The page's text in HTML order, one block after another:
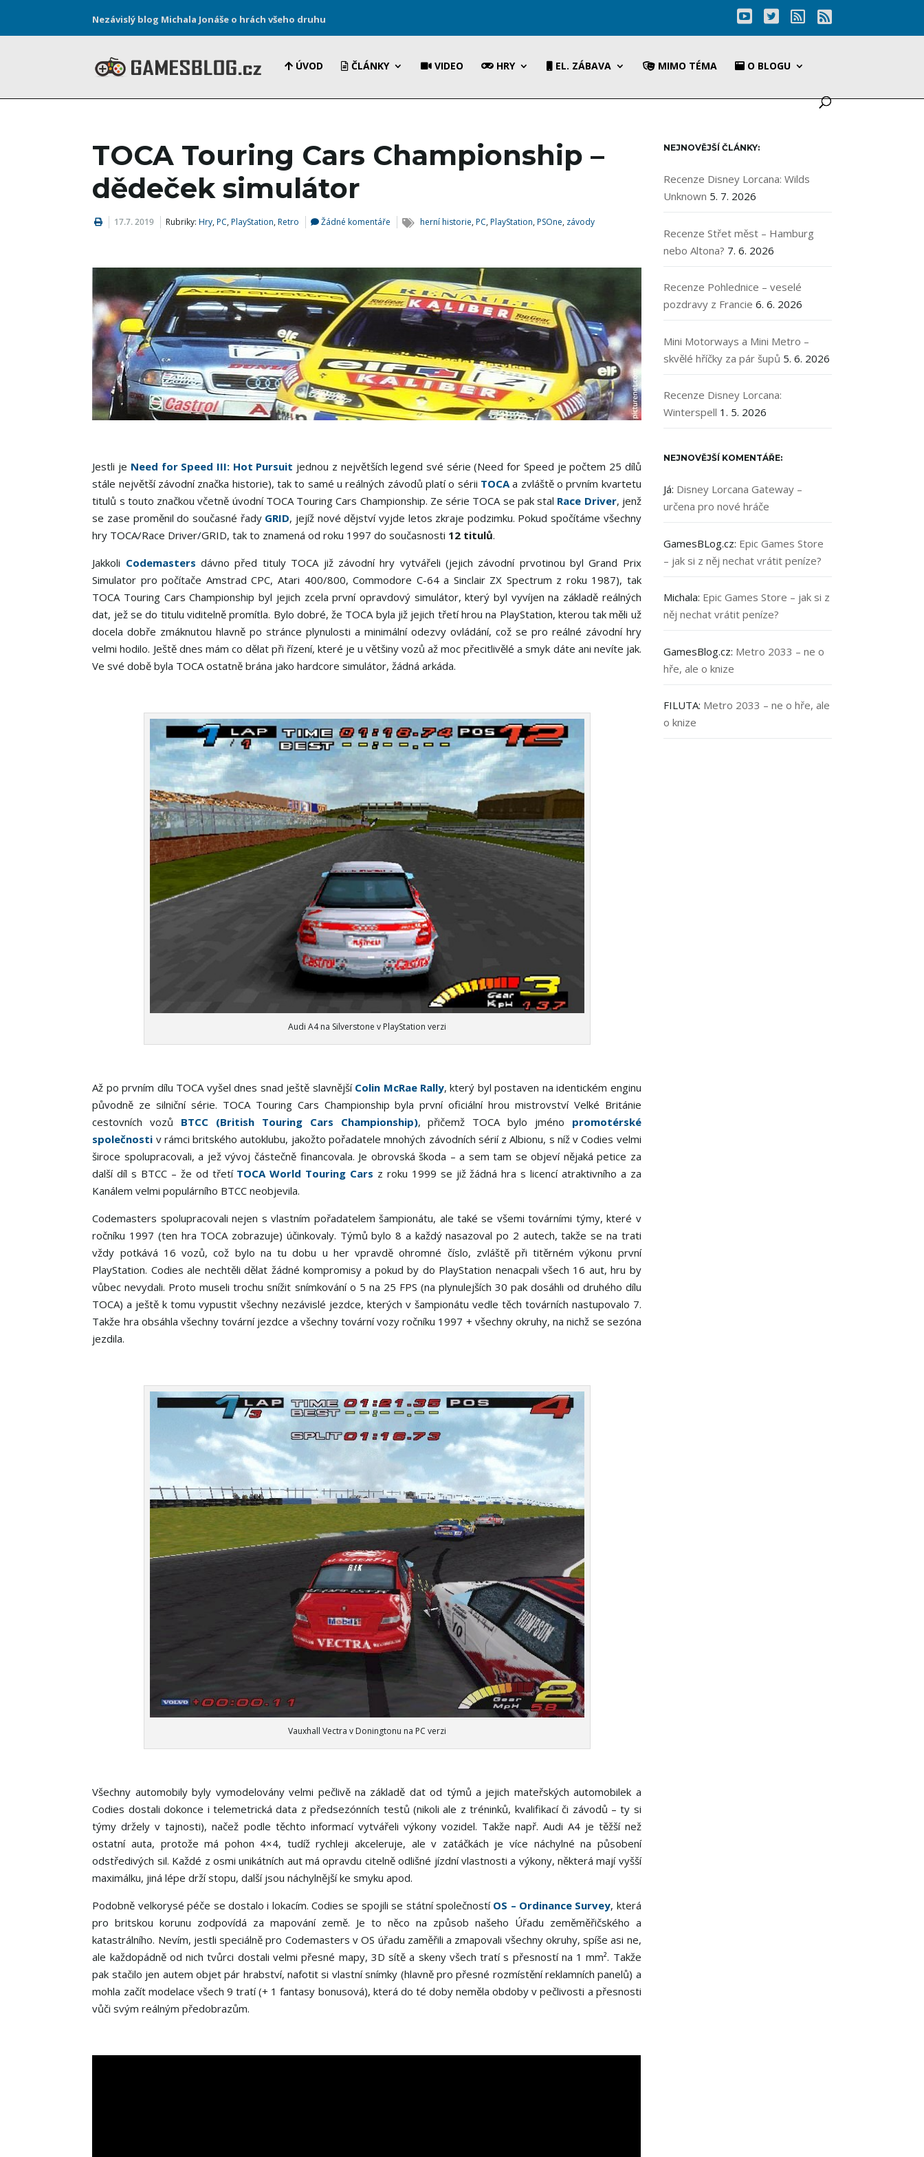
Nezávislý blog Michala Jonáše o hrách všeho druhu
ÚVOD ČLÁNKY VIDEO HRY EL. ZÁBAVA MIMO TÉMA O BLOGU
TOCA Touring Cars Championship –
dědeček simulátor
17.7. 2019 Rubriky:Hry,PC,PlayStation,Retro Žádné komentáře herní historie,PC,PlayStation,PSOne, závody
Jestli je Need for Speed III: Hot Pursuit jednou z největších legend své série (Need for Speed je počtem 25 dílů
stále největší závodní značka historie), tak to samé u reálných závodů platí o sérii TOCA a zvláště o prvním kvartetu
titulů s touto značkou včetně úvodní TOCA Touring Cars Championship. Ze série TOCA se pak stal Race Driver, jenž
se zase proměnil do současné řady GRID, jejíž nové dějství vyjde letos zkraje podzimku. Pokud spočítáme všechny
hry TOCA/Race Driver/GRID, tak to znamená od roku 1997 do současnosti 12 titulů.
Jakkoli Codemasters dávno před tituly TOCA již závodní hry vytvářeli (jejich závodní prvotinou byl Grand Prix
Simulator pro počítače Amstrad CPC, Atari 400/800, Commodore C-64 a Sinclair ZX Spectrum z roku 1987), tak
TOCA Touring Cars Championship byl jejich zcela první opravdový simulátor, který byl vyvíjen na základě reálných
dat, jež se do titulu viditelně promítla. Bylo dobré, že TOCA byla již jejich třetí hrou na PlayStation, kterou tak měli už
docela dobře zmáknutou hlavně po stránce plynulosti a minimální odezvy ovládání, což se pro reálné závodní hry
velmi hodilo. Ještě dnes mám co dělat při řízení, které je u většiny vozů až moc přecitlivělé a smyk dáte ani nevíte jak.
Ve své době byla TOCA ostatně brána jako hardcore simulátor, žádná arkáda.
Audi A4 na Silverstone v PlayStation verzi
Až po prvním dílu TOCA vyšel dnes snad ještě slavnější Colin McRae Rally, který byl postaven na identickém enginu
původně ze silniční série. TOCA Touring Cars Championship byla první oficiální hrou mistrovství Velké Británie
cestovních vozů BTCC (British Touring Cars Championship), přičemž TOCA bylo jméno promotérské
společnosti v rámci britského autoklubu, jakožto pořadatele mnohých závodních sérií z Albionu, s níž v Codies velmi
široce spolupracovali, a jež vývoj částečně financovala. Je obrovská škoda – a sem tam se objeví nějaká petice za
další díl s BTCC – že od třetí TOCA World Touring Cars z roku 1999 se již žádná hra s licencí atraktivního a za
Kanálem velmi populárního BTCC neobjevila.
Codemasters spolupracovali nejen s vlastním pořadatelem šampionátu, ale také se všemi továrními týmy, které v
ročníku 1997 (ten hra TOCA zobrazuje) účinkovaly. Týmů bylo 8 a každý nasazoval po 2 autech, takže se na trati
vždy potkává 16 vozů, což bylo na tu dobu u her vpravdě ohromné číslo, zvláště při titěrném výkonu první
PlayStation. Codies ale nechtěli dělat žádné kompromisy a pokud by do PlayStation nenacpali všech 16 aut, hru by
vůbec nevydali. Proto museli trochu snížit snímkování o 5 na 25 FPS (na plynulejších 30 pak dosáhli od druhého dílu
TOCA) a ještě k tomu vypustit všechny nezávislé jezdce, kterých v šampionátu vedle těch továrních nastupovalo 7.
Takže hra obsáhla všechny tovární jezdce a všechny tovární vozy ročníku 1997 + všechny okruhy, na nichž se sezóna
jezdila.
Vauxhall Vectra v Doningtonu na PC verzi
Všechny automobily byly vymodelovány velmi pečlivě na základě dat od týmů a jejich mateřských automobilek a
Codies dostali dokonce i telemetrická data z předsezónních testů (nikoli ale z tréninků, kvalifikací či závodů – ty si
týmy držely v tajnosti), načež podle těchto informací vytvářeli výkony vozidel. Takže např. Audi A4 je těžší než
ostatní auta, protože má pohon 4×4, tudíž rychleji akceleruje, ale v zatáčkách je více náchylné na působení
odstředivých sil. Každé z osmi unikátních aut má opravdu citelně odlišné jízdní vlastnosti a výkony, některá mají vyšší
maximálku, jiná lépe drží stopu, další jsou náchylnější ke smyku apod.
Podobně velkorysé péče se dostalo i lokacím. Codies se spojili se státní společností OS – Ordinance Survey, která
pro britskou korunu zodpovídá za mapování země. Je to něco na způsob našeho Úřadu zeměměřičského a
katastrálního. Nevím, jestli speciálně pro Codemasters v OS úřadu zaměřili a zmapovali všechny okruhy, spíše asi ne,
ale každopádně od nich tvůrci dostali velmi přesné mapy, 3D sítě a skeny všech tratí s přesností na 1 mm². Takže
pak stačilo jen autem objet pár hrabství, nafotit si vlastní snímky (hlavně pro přesné rozmístění reklamních panelů) a
mohla začít modelace všech 9 tratí (+ 1 fantasy bonusová), která do té doby neměla obdoby v pečlivosti a přesnosti
vůči svým reálným předobrazům.
NEJNOVĚJŠÍ ČLÁNKY:
Recenze Disney Lorcana: Wilds
Unknown 5. 7. 2026
Recenze Střet měst – Hamburg
nebo Altona? 7. 6. 2026
Recenze Pohlednice – veselé
pozdravy z Francie 6. 6. 2026
Mini Motorways a Mini Metro –
skvělé hříčky za pár šupů 5. 6. 2026
Recenze Disney Lorcana:
Winterspell 1. 5. 2026
NEJNOVĚJŠÍ KOMENTÁŘE:
Já: Disney Lorcana Gateway –
určena pro nové hráče
GamesBLog.cz: Epic Games Store
– jak si z něj nechat vrátit peníze?
Michala: Epic Games Store – jak si z
něj nechat vrátit peníze?
GamesBlog.cz: Metro 2033 – ne o
hře, ale o knize
FILUTA: Metro 2033 – ne o hře, ale
o knize